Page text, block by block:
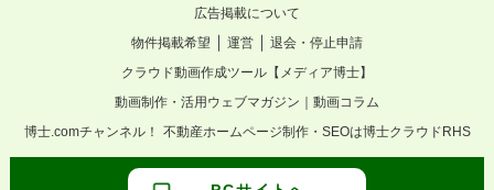
広告掲載について
物件掲載希望 ｜ 運営 ｜ 退会・停止申請
クラウド動画作成ツール【メディア博士】
動画制作・活用ウェブマガジン｜動画コラム
博士.comチャンネル！
不動産ホームページ制作・SEOは博士クラウドRHS